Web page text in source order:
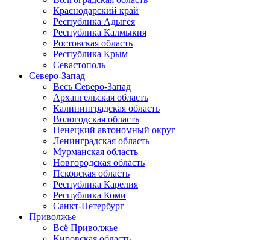
Краснодарский край
Республика Адыгея
Республика Калмыкия
Ростовская область
Республика Крым
Севастополь
Северо-Запад
Весь Северо-Запад
Архангельская область
Калининградская область
Вологодская область
Ненецкий автономный округ
Ленинградская область
Мурманская область
Новгородская область
Псковская область
Республика Карелия
Республика Коми
Санкт-Петербург
Приволжье
Всё Приволжье